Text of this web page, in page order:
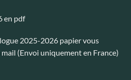
en pdf
2025-2026 papier vous
(Envoi uniquement en France)